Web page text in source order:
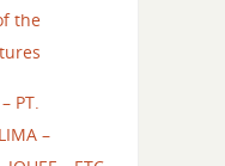
the
PT.
–